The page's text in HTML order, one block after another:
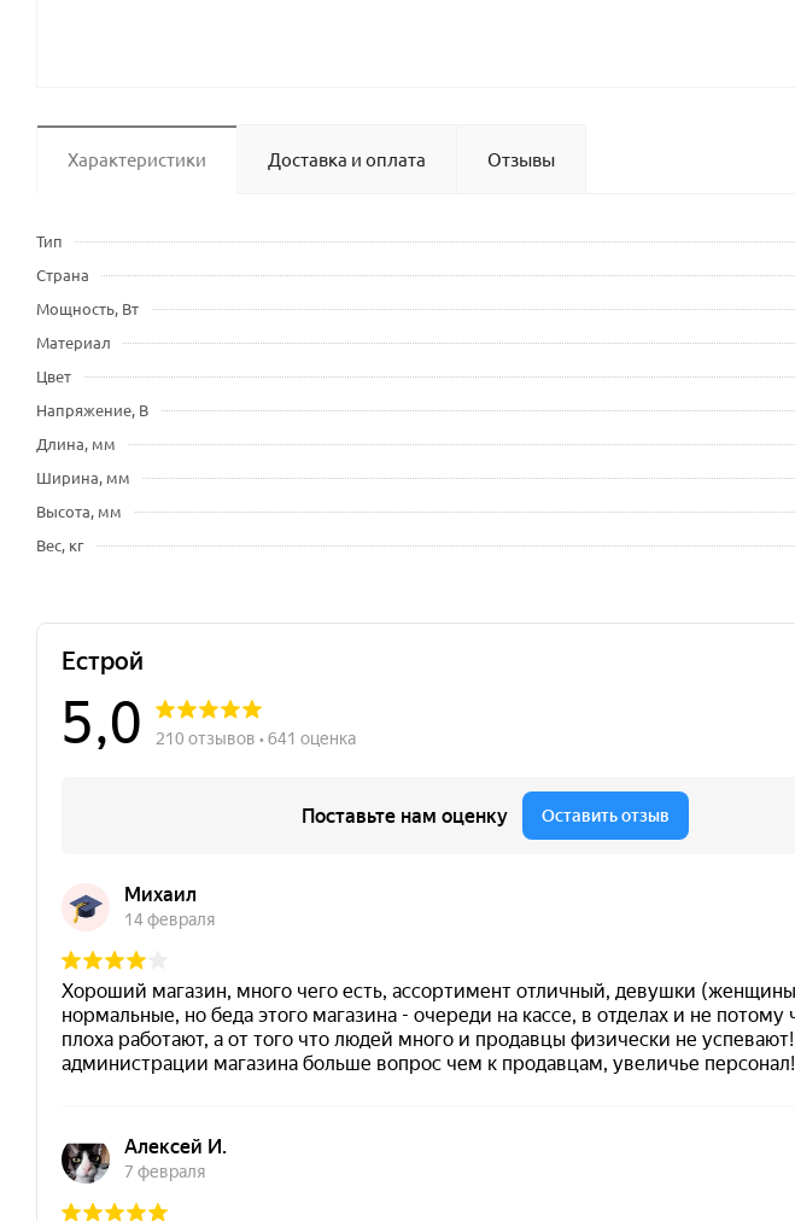
Характеристики Доставка и оплата Отзывы
Тип
Страна
Мощность, Вт
Материал
Цвет
Напряжение, В
Длина, мм
Ширина, мм
Высота, мм
Вес, кг